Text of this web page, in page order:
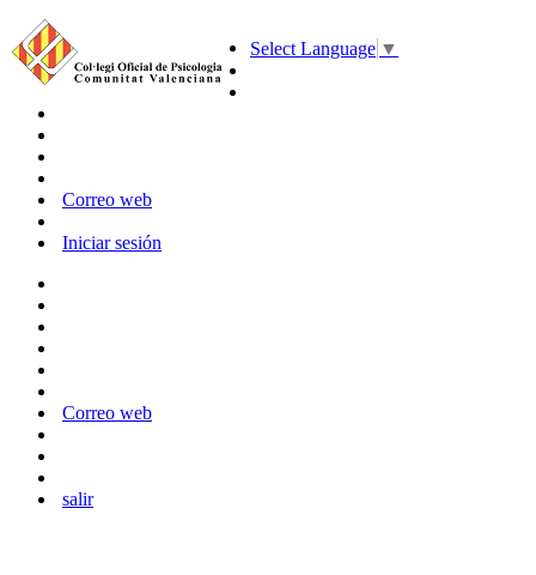
Select Language ▼
Correo web
Iniciar sesión
Correo web
salir